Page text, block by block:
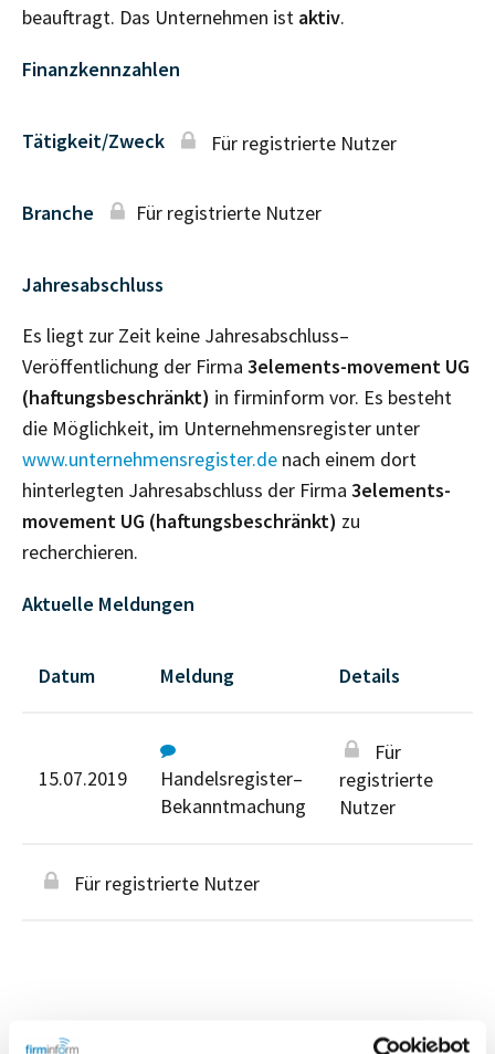
beauftragt. Das Unternehmen ist aktiv.
Finanzkennzahlen
Tätigkeit/Zweck Für registrierte Nutzer
Branche Für registrierte Nutzer
Jahresabschluss
Es liegt zur Zeit keine Jahresabschluss–
Veröffentlichung der Firma 3elements-movement UG
(haftungsbeschränkt) in firminform vor. Es besteht
die Möglichkeit, im Unternehmensregister unter
www.unternehmensregister.de nach einem dort
hinterlegten Jahresabschluss der Firma 3elements-
movement UG (haftungsbeschränkt) zu
recherchieren.
Aktuelle Meldungen
Datum Meldung Details
15.07.2019
Handelsregister–
Bekanntmachung
Für
registrierte
Nutzer
Für registrierte Nutzer